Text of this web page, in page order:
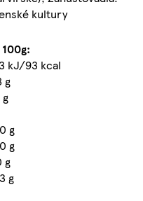
kultury
kJ/93 kcal
g
g
g
g
g
g